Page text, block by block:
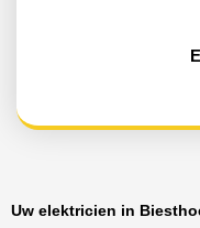
Uw elektricien in